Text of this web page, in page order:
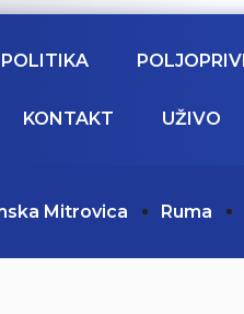
POLITIKA
KONTAKT UŽIVO
Mitrovica Ruma